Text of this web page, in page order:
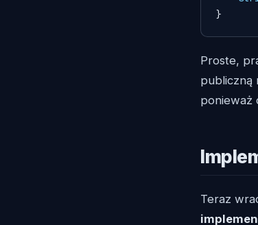
}
Proste,
publiczną
ponieważ
Teraz